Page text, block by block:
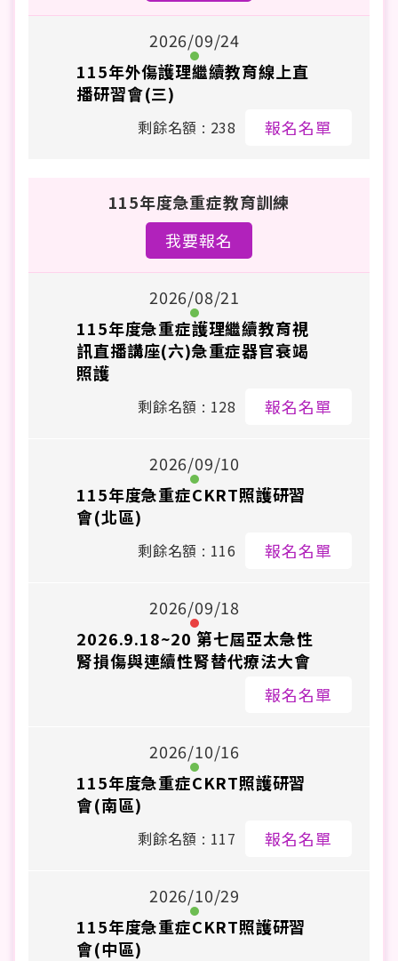
2026/09/24
115年外傷護理繼續教育線上直
播研習會(三)
剩餘名額 : 238 報名名單
115年度急重症教育訓練
我要報名
2026/08/21
115年度急重症護理繼續教育視
訊直播講座(六)急重症器官衰竭
照護
剩餘名額 : 128 報名名單
2026/09/10
115年度急重症CKRT照護研習
會(北區)
剩餘名額 : 116 報名名單
2026/09/18
2026.9.18~20 第七屆亞太急性
腎損傷與連續性腎替代療法大會
報名名單
2026/10/16
115年度急重症CKRT照護研習
會(南區)
剩餘名額 : 117 報名名單
2026/10/29
115年度急重症CKRT照護研習
會(中區)